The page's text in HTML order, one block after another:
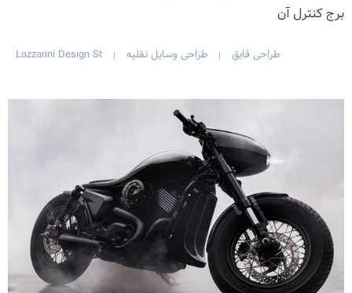
برج کنترل آن
طراحی قایق | طراحی وسایل نقلیه |
Lazzarini Design St